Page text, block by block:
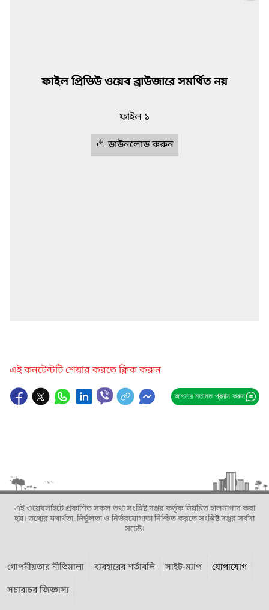
ফাইল প্রিভিউ ওয়েব ব্রাউজারে সমর্থিত নয়
ফাইল ১
ডাউনলোড করুন
এই কনটেন্টটি শেয়ার করতে ক্লিক করুন
আপনার মতামত প্রদান করুন
এই ওয়েবসাইটে প্রকাশিত সকল তথ্য সংশ্লিষ্ট দপ্তর কর্তৃক নিয়মিত হালনাগাদ করা
হয়। তথ্যের যথার্থতা, নির্ভুলতা ও নির্ভরযোগ্যতা নিশ্চিত করতে সংশ্লিষ্ট দপ্তর সর্বদা
সচেষ্ট।
গোপনীয়তার নীতিমালা ব্যবহারের শর্তাবলি সাইট-ম্যাপ
যোগাযোগ
সচারাচর জিজ্ঞাস্য